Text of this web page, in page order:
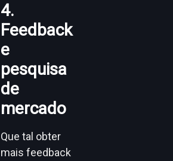
4.
Feedback
e
pesquisa
de
mercado
Que tal obter
mais feedback